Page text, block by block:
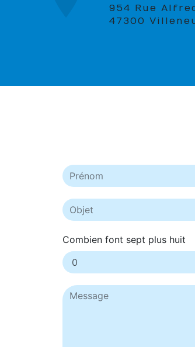
954 Rue Alfred Nobel,
47300
Combien font sept plus huit